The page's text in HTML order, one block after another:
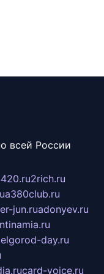
всей России
2rich.ru
a380club.ru
jun.ruadonyev.ru
day.ru
card-voice.ru